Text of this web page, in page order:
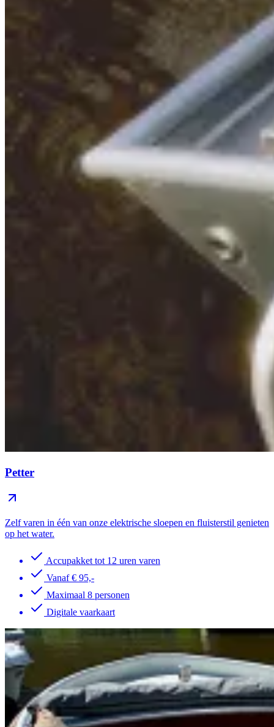
Petter
Zelf varen in één van onze elektrische sloepen en fluisterstil genieten
op het water.
Accupakket tot 12 uren varen
Vanaf € 95,-
Maximaal 8 personen
Digitale vaarkaart